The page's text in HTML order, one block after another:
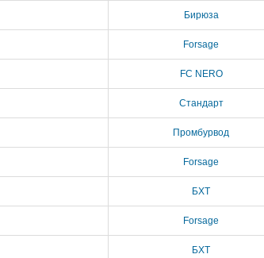
Бирюза
Forsage
FC NERO
Стандарт
Промбурвод
Forsage
БХТ
Forsage
БХТ